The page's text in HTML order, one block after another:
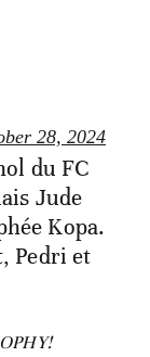
28, 2024
du FC
Jude
Kopa.
Pedri et